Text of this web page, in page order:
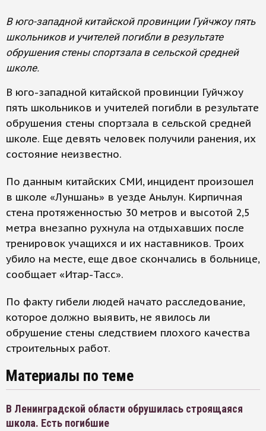
В юго-западной китайской провинции Гуйчжоу пять
школьников и учителей погибли в результате
обрушения стены спортзала в сельской средней
школе.
В юго-западной китайской провинции Гуйчжоу
пять школьников и учителей погибли в результате
обрушения стены спортзала в сельской средней
школе. Еще девять человек получили ранения, их
состояние неизвестно.
По данным китайских СМИ, инцидент произошел
в школе «Луншань» в уезде Аньлун. Кирпичная
стена протяженностью 30 метров и высотой 2,5
метра внезапно рухнула на отдыхавших после
тренировок учащихся и их наставников. Троих
убило на месте, еще двое скончались в больнице,
сообщает «Итар-Тасс».
По факту гибели людей начато расследование,
которое должно выявить, не явилось ли
обрушение стены следствием плохого качества
строительных работ.
Материалы по теме
В Ленинградской области обрушилась строящаяся
школа. Есть погибшие